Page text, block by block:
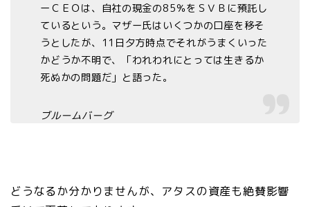
ーＣＥＯは、自社の現金の85％をＳＶＢに預託し
ているという。マザー氏はいくつかの口座を移そ
うとしたが、11日夕方時点でそれがうまくいった
かどうか不明で、「われわれにとっては生きるか
死ぬかの問題だ」と語った。
ブルームバーグ
どうなるか分かりませんが、アタスの資産も絶賛影響